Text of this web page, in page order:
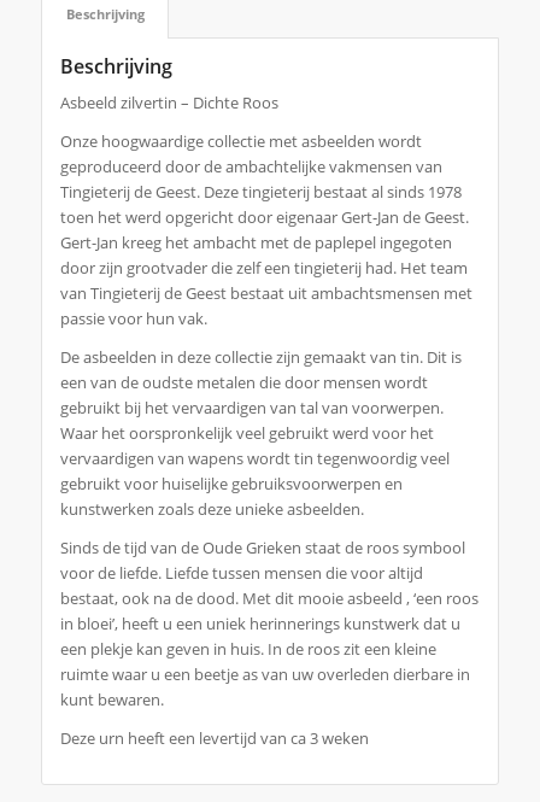
Beschrijving
Beschrijving
Asbeeld zilvertin – Dichte Roos
Onze hoogwaardige collectie met asbeelden wordt
geproduceerd door de ambachtelijke vakmensen van
Tingieterij de Geest. Deze tingieterij bestaat al sinds 1978
toen het werd opgericht door eigenaar Gert-Jan de Geest.
Gert-Jan kreeg het ambacht met de paplepel ingegoten
door zijn grootvader die zelf een tingieterij had. Het team
van Tingieterij de Geest bestaat uit ambachtsmensen met
passie voor hun vak.
De asbeelden in deze collectie zijn gemaakt van tin. Dit is
een van de oudste metalen die door mensen wordt
gebruikt bij het vervaardigen van tal van voorwerpen.
Waar het oorspronkelijk veel gebruikt werd voor het
vervaardigen van wapens wordt tin tegenwoordig veel
gebruikt voor huiselijke gebruiksvoorwerpen en
kunstwerken zoals deze unieke asbeelden.
Sinds de tijd van de Oude Grieken staat de roos symbool
voor de liefde. Liefde tussen mensen die voor altijd
bestaat, ook na de dood. Met dit mooie asbeeld , ‘een roos
in bloei’, heeft u een uniek herinnerings kunstwerk dat u
een plekje kan geven in huis. In de roos zit een kleine
ruimte waar u een beetje as van uw overleden dierbare in
kunt bewaren.
Deze urn heeft een levertijd van ca 3 weken